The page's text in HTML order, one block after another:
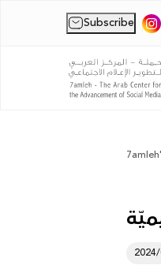
Subscribe |